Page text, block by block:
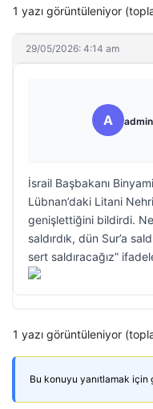
1 yazı görüntüleniyor
29/05/2026: 4:14 am
A admin
İsrail Başbakanı
Lübnan’daki Litani
genişlettiğini bildirdi.
saldırdık, dün Sur’a
sert saldıracağız”
1 yazı görüntüleniyor
Bu konuyu yanıtlamak için